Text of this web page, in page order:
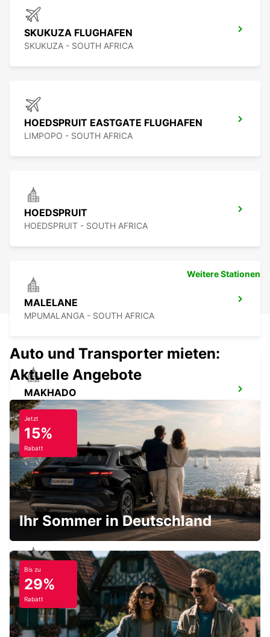
SKUKUZA FLUGHAFEN
SKUKUZA - SOUTH AFRICA
HOEDSPRUIT EASTGATE FLUGHAFEN
LIMPOPO - SOUTH AFRICA
HOEDSPRUIT
HOEDSPRUIT - SOUTH AFRICA
MALELANE
MPUMALANGA - SOUTH AFRICA
MAKHADO
MAKHADO - SOUTH AFRICA
NELSPRUIT FLUGHAFEN
NELSPRUIT - SOUTH AFRICA
NELSPRUIT
NELSPRUIT - SOUTH AFRICA
Weitere Stationen
Auto und Transporter mieten:
Aktuelle Angebote
Jetzt
15%
Rabatt
Ihr Sommer in Deutschland
Bis zu
29%
Rabatt